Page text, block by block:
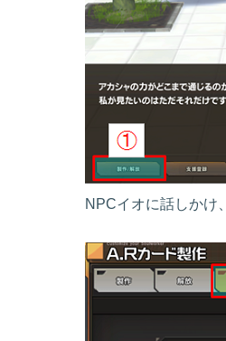
NPCイオに話しかけ、